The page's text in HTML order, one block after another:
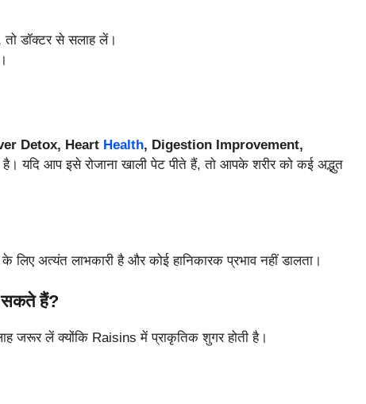
डॉक्टर से सलाह लें।
Detox, Heart Health, Digestion Improvement,
यदि आप इसे रोजाना खाली पेट पीते हैं, तो आपके शरीर को कई अद्भुत
अत्यंत लाभकारी है और कोई हानिकारक प्रभाव नहीं डालता।
सकते हैं?
जरूर लें क्योंकि Raisins में प्राकृतिक शुगर होती है।